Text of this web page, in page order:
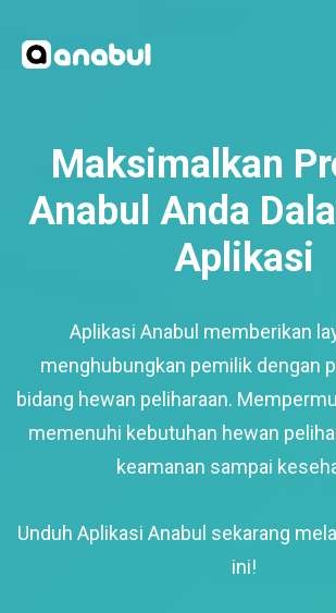
Maksimalkan
Anabul Anda
Aplikasi
Aplikasi Anabul memberikan
menghubungkan pemilik dengan
bidang hewan peliharaan.
memenuhi kebutuhan hewan
keamanan sampai
Unduh Aplikasi Anabul sekarang
ini!